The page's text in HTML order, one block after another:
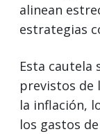
alinean
estrategias
Esta cautela
previstos de
la inflación,
los gastos